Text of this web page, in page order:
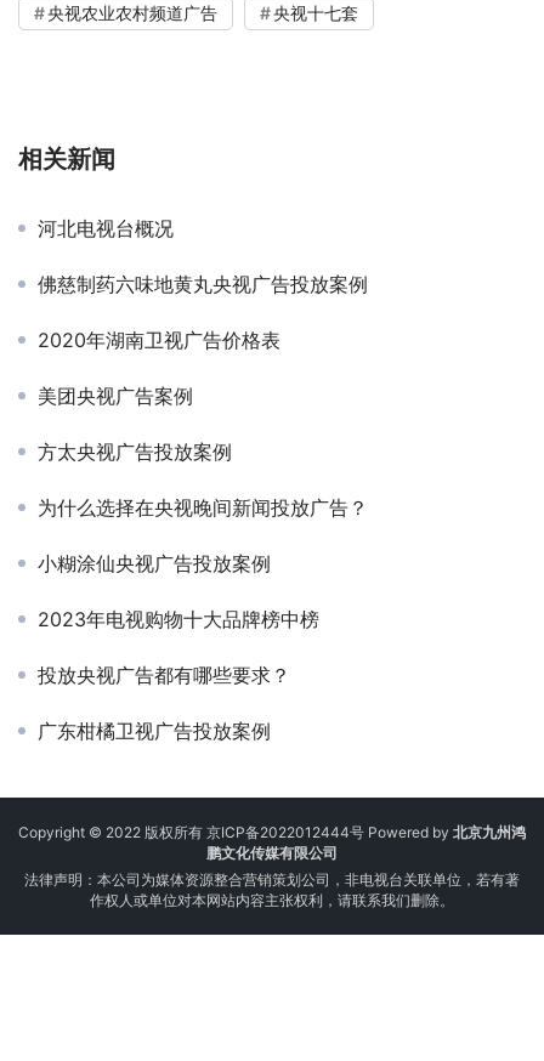
央视农业农村频道广告
央视十七套
相关新闻
河北电视台概况
佛慈制药六味地黄丸央视广告投放案例
2020年湖南卫视广告价格表
美团央视广告案例
方太央视广告投放案例
为什么选择在央视晚间新闻投放广告？
小糊涂仙央视广告投放案例
2023年电视购物十大品牌榜中榜
投放央视广告都有哪些要求？
广东柑橘卫视广告投放案例
Copyright © 2022 版权所有 京ICP备2022012444号 Powered by 北京九州鸿
鹏文化传媒有限公司
法律声明：本公司为媒体资源整合营销策划公司，非电视台关联单位，若有著
作权人或单位对本网站内容主张权利，请联系我们删除。